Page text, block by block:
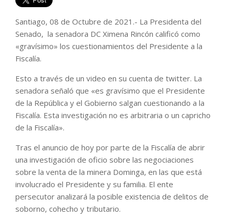
Santiago, 08 de Octubre de 2021.- La Presidenta del
Senado, la senadora DC Ximena Rincón calificó como
«gravísimo» los cuestionamientos del Presidente a la
Fiscalía.
Esto a través de un video en su cuenta de twitter. La
senadora señaló que «es gravísimo que el Presidente
de la República y el Gobierno salgan cuestionando a la
Fiscalía. Esta investigación no es arbitraria o un capricho
de la Fiscalía».
Tras el anuncio de hoy por parte de la Fiscalía de abrir
una investigación de oficio sobre las negociaciones
sobre la venta de la minera Dominga, en las que está
involucrado el Presidente y su familia. El ente
persecutor analizará la posible existencia de delitos de
soborno, cohecho y tributario.